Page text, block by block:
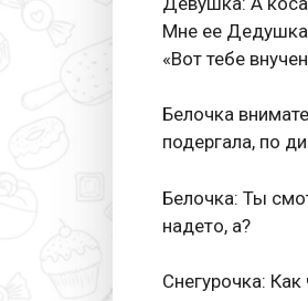
Мне ее Дедушка
«Вот тебе
Белочка
подергала, по
Белочка: Ты
надето, а?
Снегурочка: Как